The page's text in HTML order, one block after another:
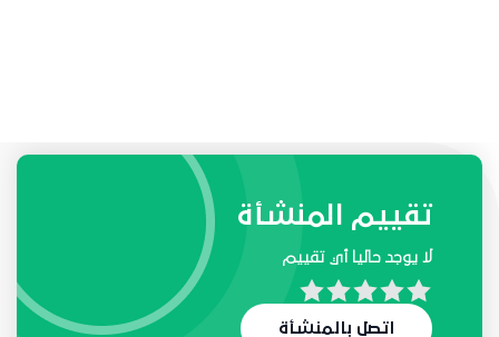
طلبات واحتياجات المنشأة
لا يوجد حاليا أي طلب
تقييم المنشأة
لا يوجد حاليا أي تقييم
اتصل بالمنشأة